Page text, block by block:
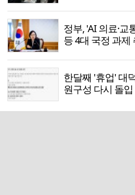
정부, 'AI 의료·교
등 4대 국정 과제
한달째 '휴업' 대
원구성 다시 돌입